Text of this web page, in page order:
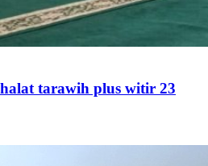
tarawih plus witir 23